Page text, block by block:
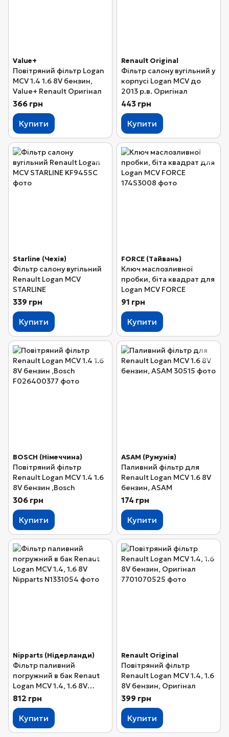
Value+
Повітряний фільтр Logan
MCV 1.4 1.6 8V бензин,
Value+ Renault Оригінал
366 грн
Купити
Renault Original
Фільтр салону вугільний у
корпусі Logan MCV до
2013 р.в. Оригінал
443 грн
Купити
Starline (Чехія)
Фільтр салону вугільний
Renault Logan MCV
STARLINE
339 грн
Купити
FORCE (Тайвань)
Ключ маслозливної
пробки, біта квадрат для
Logan MCV FORCE
91 грн
Купити
BOSCH (Німеччина)
Повітряний фільтр
Renault Logan MCV 1.4 1.6
8V бензин ,Bosch
306 грн
Купити
ASAM (Румунія)
Паливний фільтр для
Renault Logan MCV 1.6 8V
бензин, ASAM
174 грн
Купити
Nipparts (Нідерланди)
Фільтр паливний
погружний в бак Renaut
Logan MCV 1.4, 1.6 8V
Nipparts
812 грн
Купити
Renault Original
Повітряний фільтр
Renault Logan MCV 1.4, 1.6
8V бензин, Оригінал
399 грн
Купити